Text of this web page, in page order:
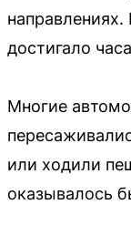
достигало
Многие
или ходили
оказывалось